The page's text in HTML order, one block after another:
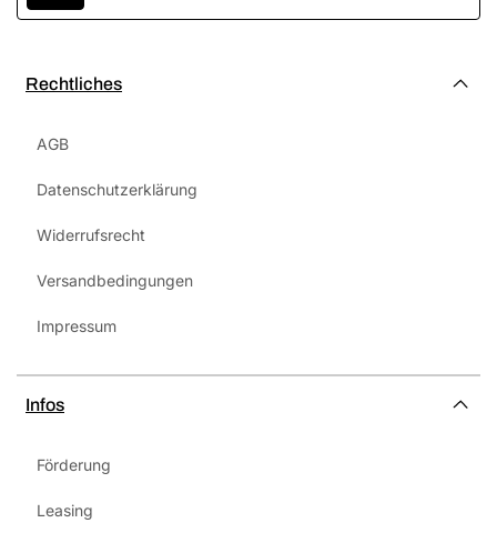
Rechtliches
AGB
Datenschutzerklärung
Widerrufsrecht
Versandbedingungen
Impressum
Infos
Förderung
Leasing